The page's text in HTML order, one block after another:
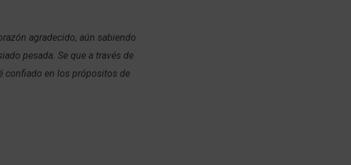
agradecido, aún sabiendo
pesada. Se que a través de
confiado en los própositos de